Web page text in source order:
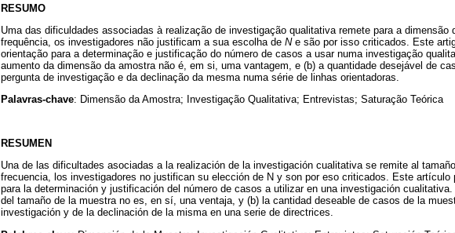
RESUMO
Uma das dificuldades associadas à realização de investigação qualitativa remete para a dimensão
frequência, os investigadores não justificam a sua escolha de Ne são por isso criticados. Este
orientação para a determinação e justificação do número de casos a usar numa investigação
aumento da dimensão da amostra não é, em si, uma vantagem, e (b) a quantidade desejável de
pergunta de investigação e da declinação da mesma numa série de linhas orientadoras.
Palavras-chave: Dimensão da Amostra; Investigação Qualitativa; Entrevistas; Saturação Teórica
RESUMEN
Una de las dificultades asociadas a la realización de la investigación cualitativa se remite al
frecuencia, los investigadores no justifican su elección de N y son por eso criticados. Este artículo
para la determinación y justificación del número de casos a utilizar en una investigación
del tamaño de la muestra no es, en sí, una ventaja, y (b) la cantidad deseable de casos de la
investigación y de la declinación de la misma en una serie de directrices.